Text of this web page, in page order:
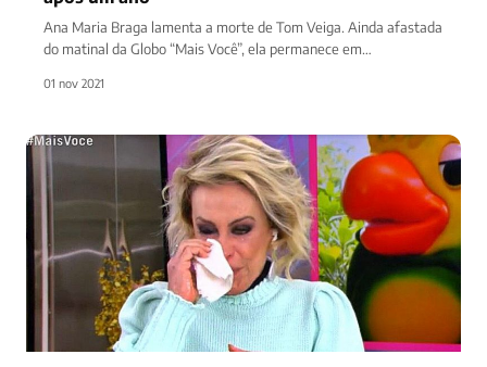
Ana Maria Braga lamenta a morte de Tom Veiga. Ainda afastada
do matinal da Globo “Mais Você”, ela permanece em…
01 nov 2021